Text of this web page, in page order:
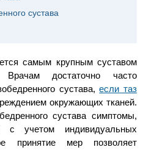
сустава
самым крупным суставом
Врачам достаточно часто
сустава,если таз
окружающих тканей.
сустава симптомы,
с учетом индивидуальных
принятие мер позволяет